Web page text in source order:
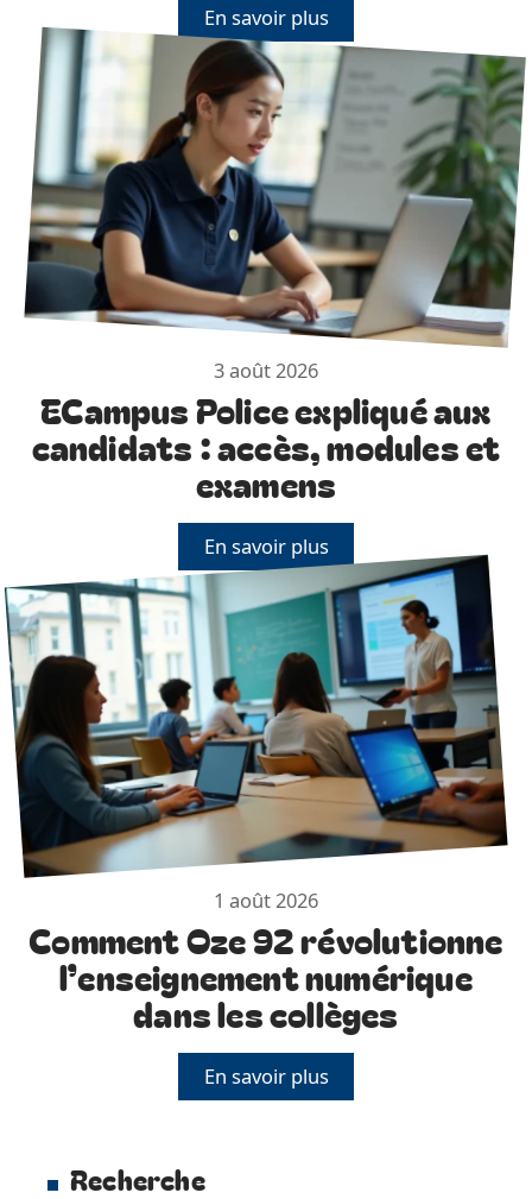
En savoir plus
3 août 2026
ECampus Police expliqué aux
candidats : accès, modules et
examens
En savoir plus
1 août 2026
Comment Oze 92 révolutionne
l’enseignement numérique
dans les collèges
En savoir plus
Recherche